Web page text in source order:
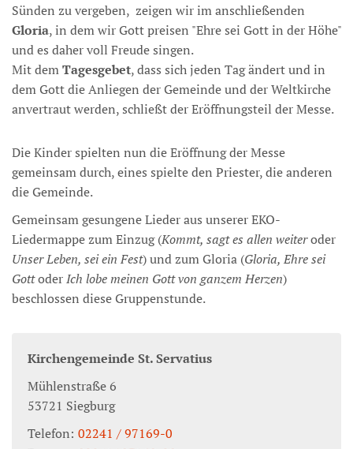
Sünden zu vergeben, zeigen wir im anschließenden
Gloria, in dem wir Gott preisen "Ehre sei Gott in der Höhe"
und es daher voll Freude singen.
Mit demTagesgebet, dass sich jeden Tag ändert und in
dem Gott die Anliegen der Gemeinde und der Weltkirche
anvertraut werden, schließt der Eröffnungsteil der Messe.
Die Kinder spielten nun die Eröffnung der Messe
gemeinsam durch, eines spielte den Priester, die anderen
die Gemeinde.
Gemeinsam gesungene Lieder aus unserer EKO-
Liedermappe zum Einzug (Kommt, sagt es allen weiteroder
Unser Leben, sei ein Fest) und zum Gloria (Gloria, Ehre sei
GottoderIch lobe meinen Gott von ganzem Herzen)
beschlossen diese Gruppenstunde.
Kirchengemeinde St. Servatius
Mühlenstraße 6
53721 Siegburg
Telefon: 02241 / 97169-0